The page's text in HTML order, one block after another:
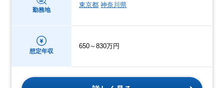
勤務地
東京都 神奈川県
想定年収
650～830万円